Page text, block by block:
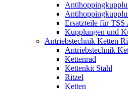
Ersatzteile für
Kupplungen und
Antriebstechnik Ketten
Antriebstechnik
Kettenrad
Kettenkit Stahl
Ritzel
Ketten